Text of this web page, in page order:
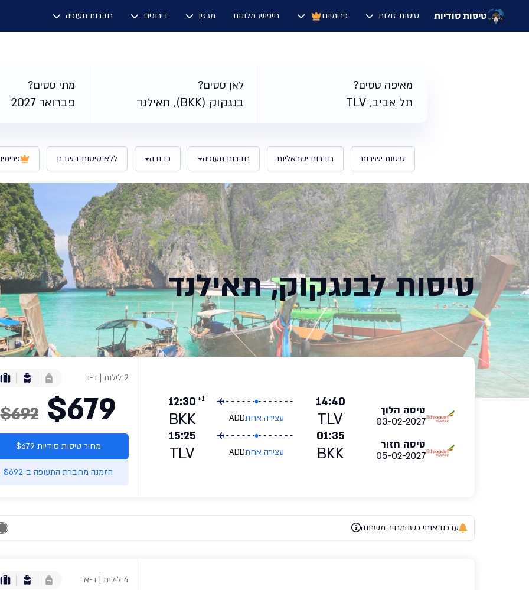
טיסות סודיות טיסות זולות פרימיום חיפוש מלונות מגזין דירוגים חברות תעופה
מאיפה טסים?
תל אביב, TLV
לאן טסים?
בנגקוק (BKK), תאילנד
מתי טסים?
פברואר 2027
טיסות ישירות חברות ישראליות חברות תעופה כבודה ללא טיסות בשבת
טיסות לבנגקוק, תאילנד
טיסה הלוך
03-02-2027
14:40
TLV עצירה אחתADD
12:30 +1
BKK
טיסה חזור
05-02-2027
01:35
BKK עצירה אחתADD
15:25
TLV
$679
$692
2 לילות | ד-ו
מחיר טיסות סודיות $679
הזמנה מחברת התעופה ב-$692
עדכנו אותי כשהמחיר משתנה
4 לילות | ד-א